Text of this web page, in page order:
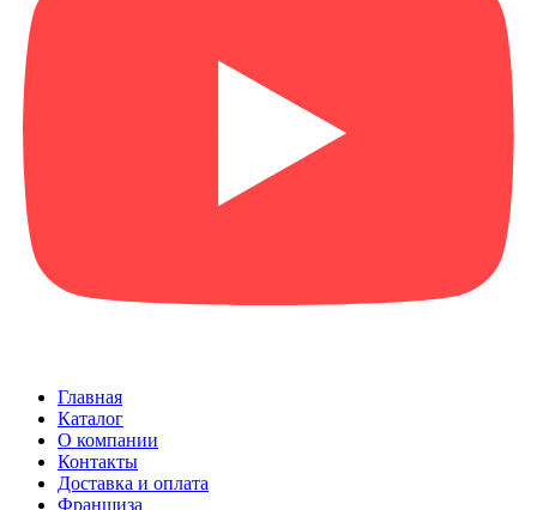
Главная
Каталог
О компании
Контакты
Доставка и оплата
Франшиза